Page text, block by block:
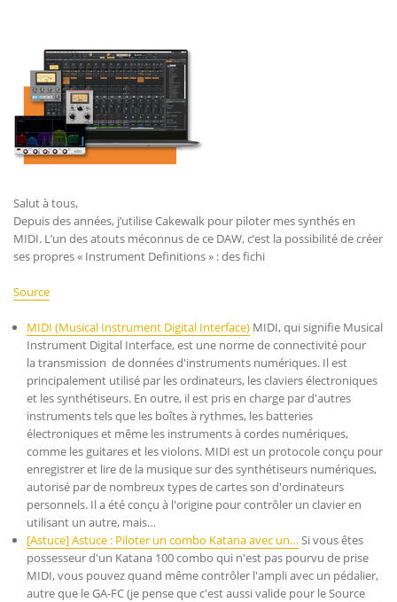
Salut à tous,
Depuis des années, j’utilise Cakewalk pour piloter mes synthés en
MIDI. L’un des atouts méconnus de ce DAW, c’est la possibilité de créer
ses propres « Instrument Definitions » : des fichi
Source
MIDI (Musical Instrument Digital Interface) MIDI, qui signifie Musical
Instrument Digital Interface, est une norme de connectivité pour
la transmission de données d'instruments numériques. Il est
principalement utilisé par les ordinateurs, les claviers électroniques
et les synthétiseurs. En outre, il est pris en charge par d'autres
instruments tels que les boîtes à rythmes, les batteries
électroniques et même les instruments à cordes numériques,
comme les guitares et les violons. MIDI est un protocole conçu pour
enregistrer et lire de la musique sur des synthétiseurs numériques,
autorisé par de nombreux types de cartes son d'ordinateurs
personnels. Il a été conçu à l'origine pour contrôler un clavier en
utilisant un autre, mais…
[Astuce] Astuce : Piloter un combo Katana avec un…Si vous êtes
possesseur d'un Katana 100 combo qui n'est pas pourvu de prise
MIDI, vous pouvez quand même contrôler l'ampli avec un pédalier,
autre que le GA-FC (je pense que c'est aussi valide pour le Source